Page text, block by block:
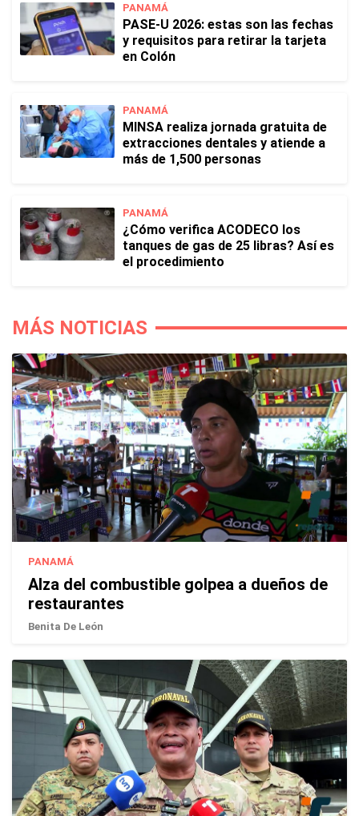
PANAMÁ
PASE-U 2026: estas son las fechas
y requisitos para retirar la tarjeta
en Colón
PANAMÁ
MINSA realiza jornada gratuita de
extracciones dentales y atiende a
más de 1,500 personas
PANAMÁ
¿Cómo verifica ACODECO los
tanques de gas de 25 libras? Así es
el procedimiento
MÁS NOTICIAS
PANAMÁ
Alza del combustible golpea a dueños de
restaurantes
Benita De León